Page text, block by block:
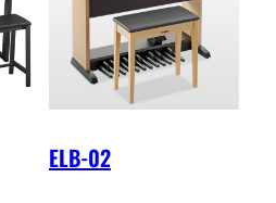
ELB-02